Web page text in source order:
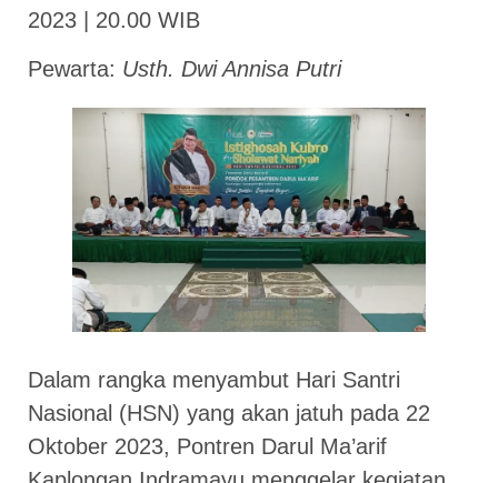
2023 | 20.00 WIB
Pewarta: Usth. Dwi Annisa Putri
Dalam rangka menyambut Hari Santri
Nasional (HSN) yang akan jatuh pada 22
Oktober 2023, Pontren Darul Ma’arif